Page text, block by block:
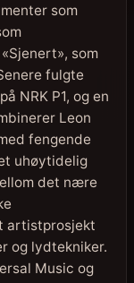
som
som
fulgte
NRK P1, og en
Leon
fengende
uhøytidelig
det nære
artistprosjekt
og lydtekniker.
Music og